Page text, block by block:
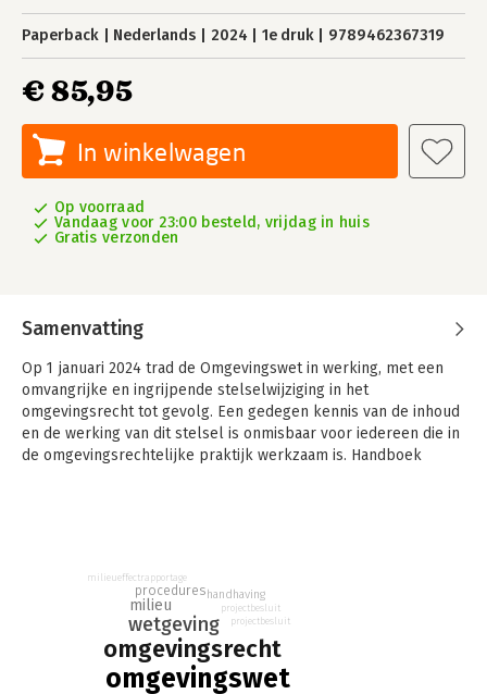
Paperback Nederlands 2024 1e druk 9789462367319
€ 85,95
In winkelwagen
Op voorraad
Vandaag voor 23:00 besteld, vrijdag in huis
Gratis verzonden
Samenvatting
Op 1 januari 2024 trad de Omgevingswet in werking, met een
omvangrijke en ingrijpende stelselwijziging in het
omgevingsrecht tot gevolg. Een gedegen kennis van de inhoud
en de werking van dit stelsel is onmisbaar voor iedereen die in
de omgevingsrechtelijke praktijk werkzaam is. Handboek
te maken. Daarbij wordt een relatie gelegd met het recht dat
gold vóór de inwerkingtreding van de Omgevingswet, als dat
nuttig is om het huidige omgevingsrechtelijke stelsel te
kunnen begrijpen. Rechtspraak die destijds is verschenen en
die relevant blijft voor de huidige (rechts)praktijk, wordt
uitvoerig belicht.omgevingswet
omgevingsrecht
wetgeving
milieu
procedureshandhaving
projectbesluit
projectbesluit
milieueffectrapportage